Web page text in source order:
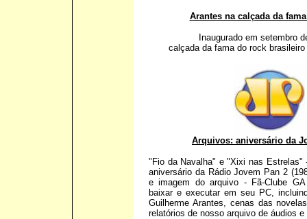
Arantes na calçada da
Inaugurado em setembro
calçada da fama do rock
Arquivos: aniversário da
"Fio da Navalha" e "Xixi nas Estrelas"
aniversário da Rádio Jovem Pan 2
e imagem do arquivo - Fã-Clube
baixar e executar em seu PC,
Guilherme Arantes, cenas das
relatórios de nosso arquivo de áudios